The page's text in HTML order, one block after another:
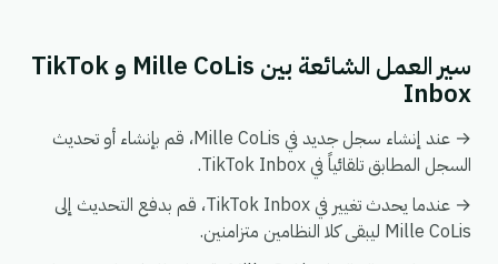
سير العمل الشائعة بين Mille CoLis و TikTok
Inbox
→ عند إنشاء سجل جديد في Mille CoLis، قم بإنشاء أو تحديث
السجل المطابق تلقائياً في TikTok Inbox.
→ عندما يحدث تغيير في TikTok Inbox، قم بدفع التحديث إلى
Mille CoLis ليبقى كلا النظامين متزامنين.